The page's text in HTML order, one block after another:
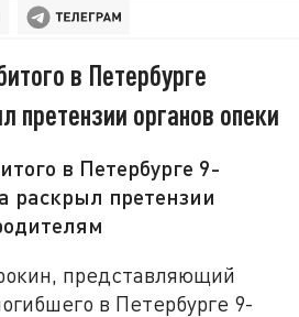
в Петербурге
претензии органов опеки
в Петербурге 9-
раскрыл претензии
представляющий
в Петербурге 9-